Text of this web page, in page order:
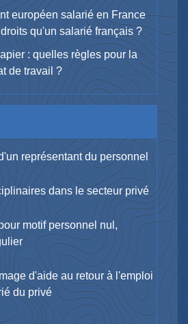
européen salarié en France
qu'un salarié français ?
: quelles règles pour la
de travail ?
représentant du personnel
dans le secteur privé
motif personnel nul,
d'aide au retour à l'emploi
du privé